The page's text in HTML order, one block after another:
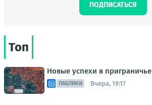
ПОДПИСАТЬСЯ
Топ
Новые успехи в приграничье
ПАБЛИКИ Вчера, 19:17